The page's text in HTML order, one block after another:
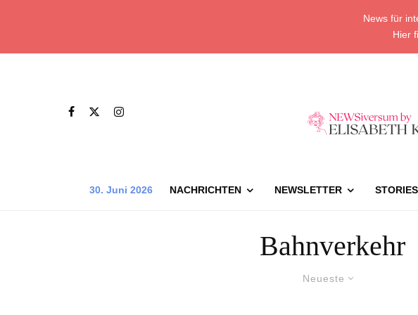
News für
Hier
30. Juni 2026 NACHRICHTEN NEWSLETTER STORIES
Bahnverkehr
Neueste